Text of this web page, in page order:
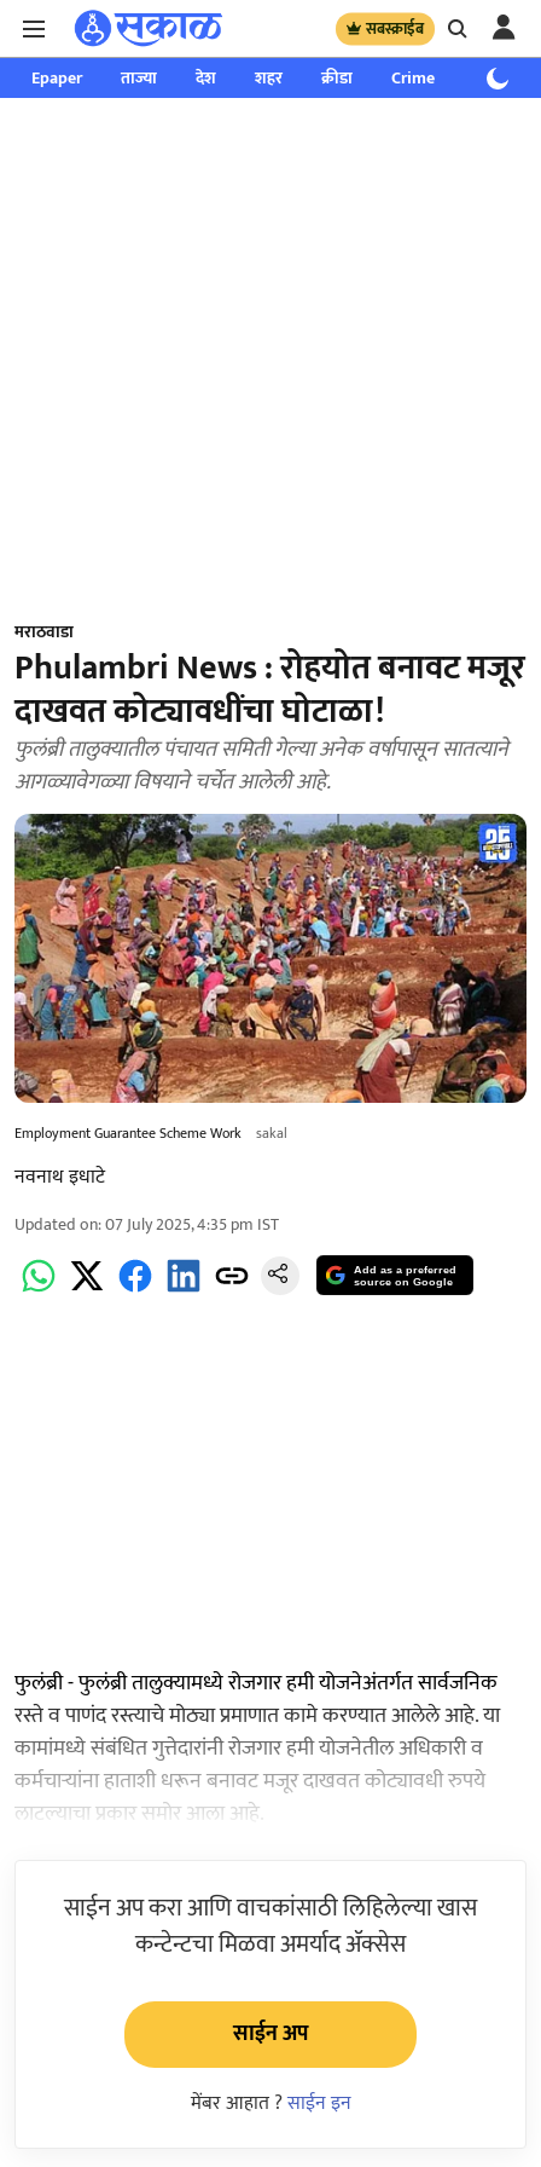
सबस्क्राईब
Epaper ताज्या देश शहर क्रीडा Crime साप्ताहिक
मराठवाडा
Phulambri News : रोहयोत बनावट मजूर
दाखवत कोट्यावधींचा घोटाळा!
फुलंब्री तालुक्यातील पंचायत समिती गेल्या अनेक वर्षापासून सातत्याने
आगळ्यावेगळ्या विषयाने चर्चेत आलेली आहे.
Employment Guarantee Scheme Work sakal
नवनाथ इधाटे
Updated on:07 July 2025, 4:35 pm IST
Add as a preferred
source on Google
फुलंब्री - फुलंब्री तालुक्यामध्ये रोजगार हमी योजनेअंतर्गत सार्वजनिक
रस्ते व पाणंद रस्त्याचे मोठ्या प्रमाणात कामे करण्यात आलेले आहे. या
कामांमध्ये संबंधित गुत्तेदारांनी रोजगार हमी योजनेतील अधिकारी व
कर्मचाऱ्यांना हाताशी धरून बनावट मजूर दाखवत कोट्यावधी रुपये
लाटल्याचा प्रकार समोर आला आहे.
साईन अप करा आणि वाचकांसाठी लिहिलेल्या खास
कन्टेन्टचा मिळवा अमर्याद ॲक्सेस
साईन अप
मेंबर आहात ?साईन इन